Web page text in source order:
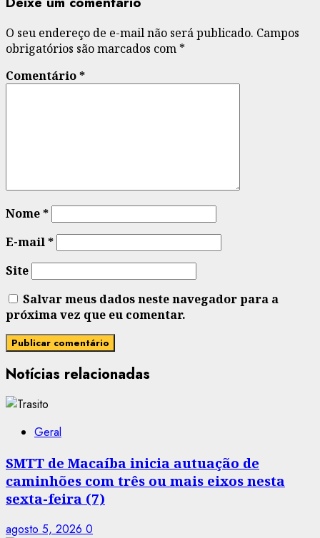
O seu endereço de e-mail não será publicado. Campos
obrigatórios são marcados com *
Comentário*
Nome*
E-mail*
Site
Salvar meus dados neste navegador para a
próxima vez que eu comentar.
Notícias relacionadas
Geral
SMTT de Macaíba inicia autuação de
caminhões com três ou mais eixos nesta
sexta-feira (7)
agosto 5, 2026 0